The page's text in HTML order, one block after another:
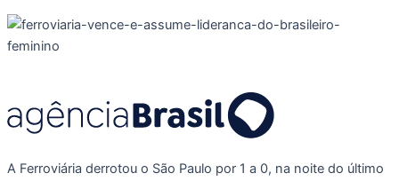
A Ferroviária derrotou o São Paulo por 1 a 0, na noite do último